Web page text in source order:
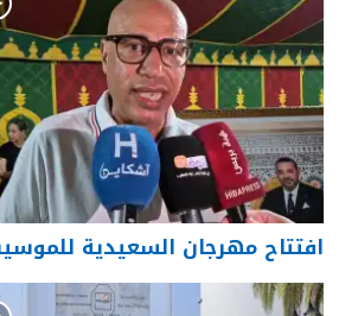
افتتاح مهرجان السعيدية